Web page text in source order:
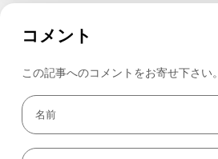
コメント
この記事へのコメントをお寄せ下さい。